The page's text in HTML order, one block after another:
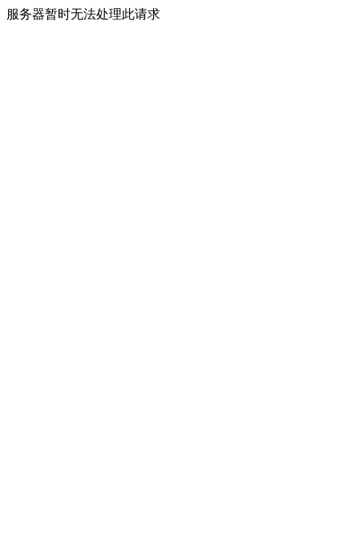
服务器暂时无法处理此请求